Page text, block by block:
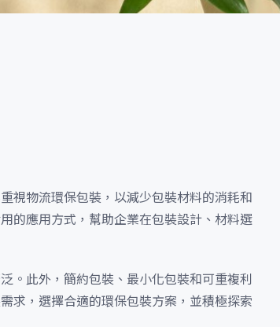
視物流環保包裝，以減少包裝材料的消耗和
的應用方式，幫助企業在包裝設計、材料選
。此外，簡約包裝、最小化包裝和可重複利
求，選擇合適的環保包裝方案，並積極探索